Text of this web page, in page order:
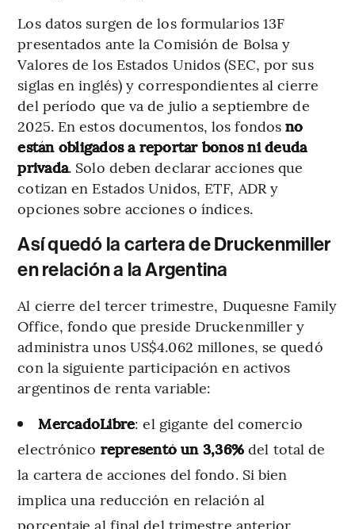
Los datos surgen de los formularios 13F
presentados ante la Comisión de Bolsa y
Valores de los Estados Unidos (SEC, por sus
siglas en inglés) y correspondientes al cierre
del período que va de julio a septiembre de
2025. En estos documentos, los fondosno
están obligados a reportar bonos ni deuda
privada. Solo deben declarar acciones que
cotizan en Estados Unidos, ETF, ADR y
opciones sobre acciones o índices.
Así quedó la cartera de Druckenmiller
en relación a la Argentina
Al cierre del tercer trimestre, Duquesne Family
Office, fondo que preside Druckenmiller y
administra unos US$4.062 millones, se quedó
con la siguiente participación en activos
argentinos de renta variable:
MercadoLibre: el gigante del comercio
electrónico representó un 3,36%del total de
la cartera de acciones del fondo. Si bien
implica una reducción en relación al
porcentaje al final del trimestre anterior